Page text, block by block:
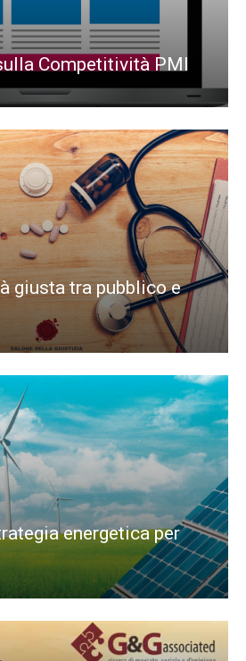
Competitività PMI
giusta tra pubblico e
energetica per